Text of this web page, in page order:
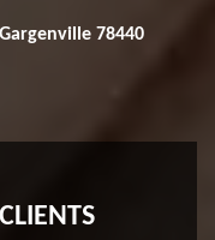
78440